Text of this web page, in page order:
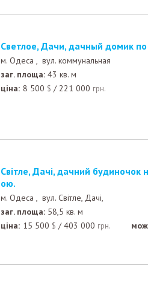
Светлое, Дачи, дачный домик
м. Одеса , вул. коммунальная
заг. площа: 43 кв. м
ціна: 8 500 $ /221 000 грн.
Світле, Дачі, дачний будиночок на 2 кімнати з ділянк
ою.
м. Одеса , вул. Світле, Дачі,
заг. площа: 58,5 кв. м
ціна: 15 500 $ /403 000 грн.